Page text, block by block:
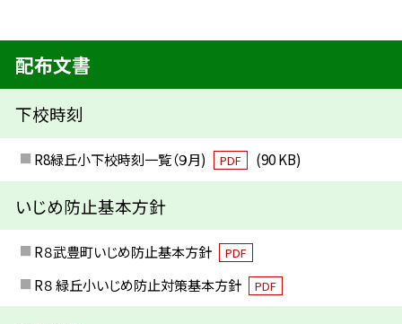
配布文書
下校時刻
R8緑丘小下校時刻一覧（９月) PDF (90 KB)
いじめ防止基本方針
R８武豊町いじめ防止基本方針 PDF
R８ 緑丘小いじめ防止対策基本方針 PDF